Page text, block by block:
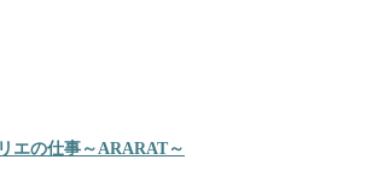
エの仕事～ARARAT～